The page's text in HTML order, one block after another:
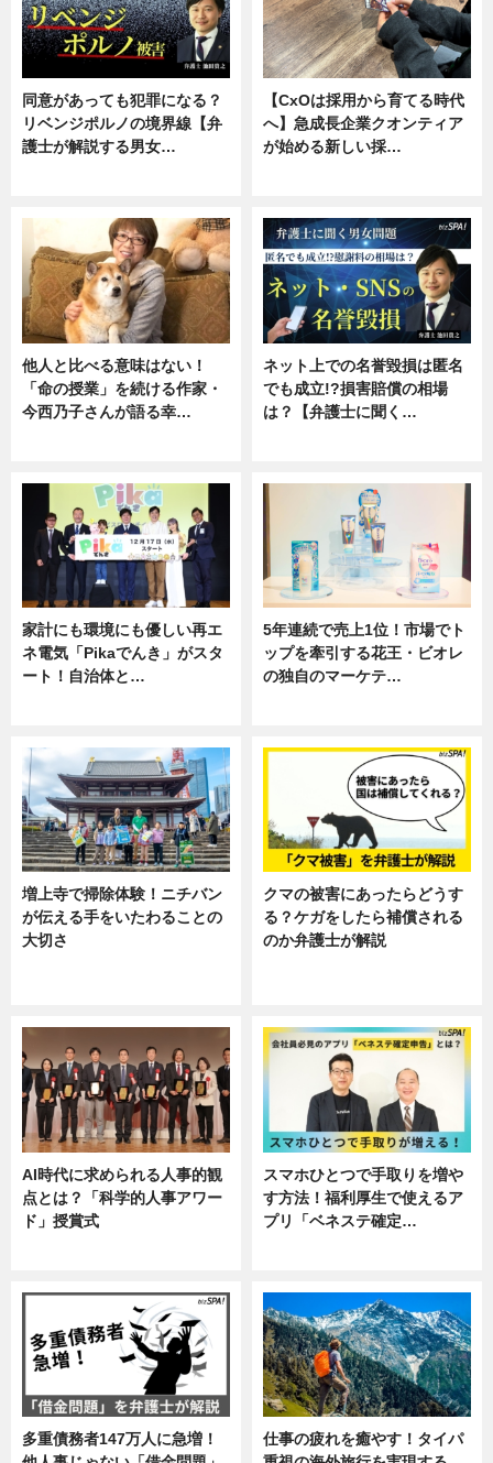
同意があっても犯罪になる？
リベンジポルノの境界線【弁
護士が解説する男女…
【CxOは採用から育てる時代
へ】急成長企業クオンティア
が始める新しい採…
他人と比べる意味はない！
「命の授業」を続ける作家・
今西乃子さんが語る幸…
ネット上での名誉毀損は匿名
でも成立!?損害賠償の相場
は？【弁護士に聞く…
家計にも環境にも優しい再エ
ネ電気「Pikaでんき」がスタ
ート！自治体と…
5年連続で売上1位！市場でト
ップを牽引する花王・ビオレ
の独自のマーケテ…
増上寺で掃除体験！ニチバン
が伝える手をいたわることの
大切さ
クマの被害にあったらどうす
る？ケガをしたら補償される
のか弁護士が解説
AI時代に求められる人事的観
点とは？「科学的人事アワー
ド」授賞式
スマホひとつで手取りを増や
す方法！福利厚生で使えるア
プリ「ベネステ確定…
多重債務者147万人に急増！
仕事の疲れを癒やす！タイパ